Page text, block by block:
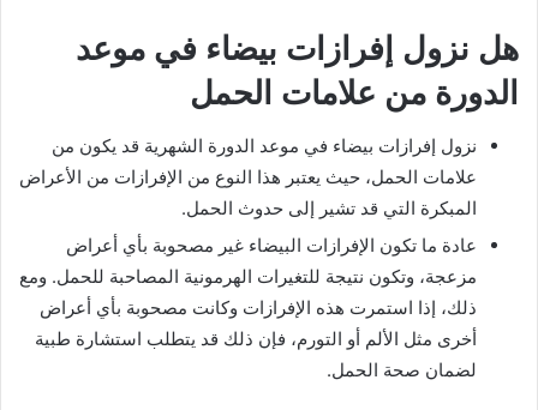
هل نزول إفرازات بيضاء في موعد
الدورة من علامات الحمل
نزول إفرازات بيضاء في موعد الدورة الشهرية قد يكون من
علامات الحمل، حيث يعتبر هذا النوع من الإفرازات من الأعراض
المبكرة التي قد تشير إلى حدوث الحمل.
عادة ما تكون الإفرازات البيضاء غير مصحوبة بأي أعراض
مزعجة، وتكون نتيجة للتغيرات الهرمونية المصاحبة للحمل. ومع
ذلك، إذا استمرت هذه الإفرازات وكانت مصحوبة بأي أعراض
أخرى مثل الألم أو التورم، فإن ذلك قد يتطلب استشارة طبية
لضمان صحة الحمل.